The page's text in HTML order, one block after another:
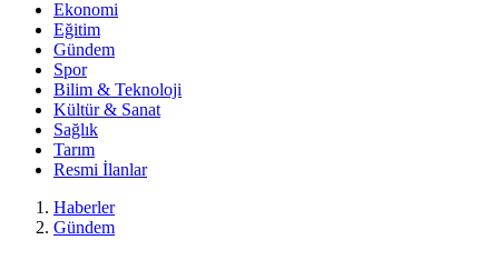
Ekonomi
Eğitim
Gündem
Spor
Bilim & Teknoloji
Kültür & Sanat
Sağlık
Tarım
Resmi İlanlar
Haberler
Gündem